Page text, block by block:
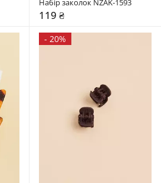
Набір заколок NZAK-1593
119 ₴
- 20%